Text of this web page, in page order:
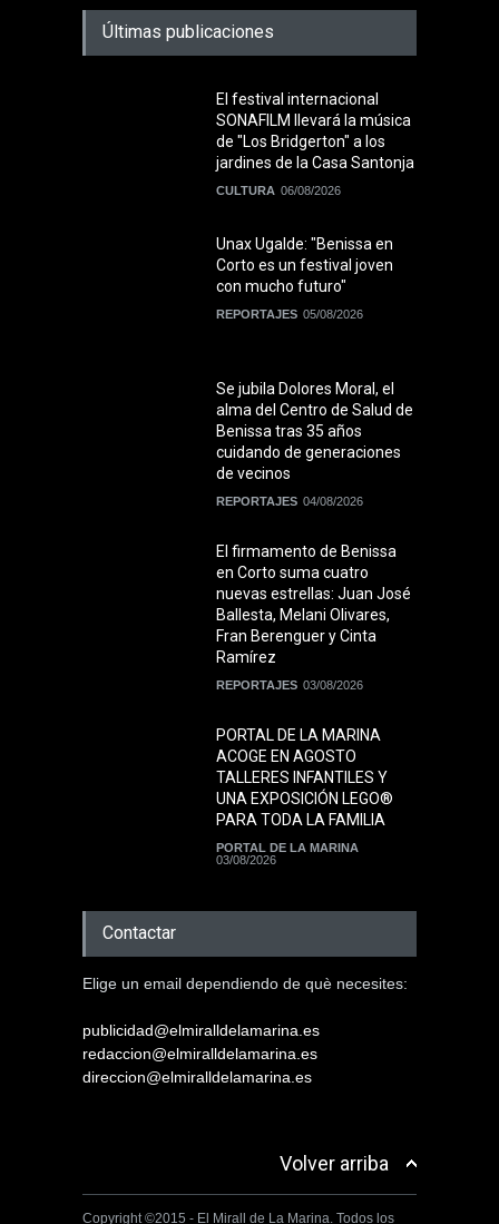
Últimas publicaciones
El festival internacional
SONAFILM llevará la música
de "Los Bridgerton" a los
jardines de la Casa Santonja
CULTURA 06/08/2026
Unax Ugalde: "Benissa en
Corto es un festival joven
con mucho futuro"
REPORTAJES 05/08/2026
Se jubila Dolores Moral, el
alma del Centro de Salud de
Benissa tras 35 años
cuidando de generaciones
de vecinos
REPORTAJES 04/08/2026
El firmamento de Benissa
en Corto suma cuatro
nuevas estrellas: Juan José
Ballesta, Melani Olivares,
Fran Berenguer y Cinta
Ramírez
REPORTAJES 03/08/2026
PORTAL DE LA MARINA
ACOGE EN AGOSTO
TALLERES INFANTILES Y
UNA EXPOSICIÓN LEGO®
PARA TODA LA FAMILIA
PORTAL DE LA MARINA
03/08/2026
Contactar
Elige un email dependiendo de què necesites:
publicidad@elmiralldelamarina.es
redaccion@elmiralldelamarina.es
direccion@elmiralldelamarina.es
Volver arriba
Copyright ©2015 - El Mirall de La Marina. Todos los